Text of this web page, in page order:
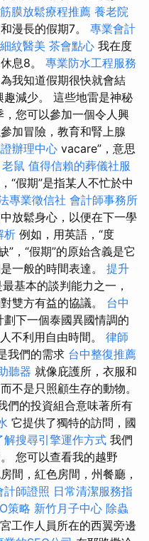
膜放鬆療程推薦 養老院
漫長的假期7。 專業會計
紋醫美 茶會點心 我在度
息8。 專業防水工程服務
我知道假期很快就會結
減少。 這些地雷是神秘
您可以參加一個令人興
加冒險，教育和腎上腺
辦理中心 vacare”，意思
老鼠 值得信賴的葬儀社服
“假期”是指某人不忙於中
專業徵信社 會計師事務所
放鬆身心，以便在下一學
析 例如，用英語，“度
”，“假期”的原始含義是它
一般的時間表達。 提升
基本的談判能力之一，
雙方有益的協議。 台中
下一個泰國異國情調的
不利用自由時間。 律師
我們的需求 台中整復推薦
聽器 就像庇護所，衣服和
不是只照顧生存的動物。
們的投資組合意味著所有
它提供了獨特的訪問，國
解搜尋引擎運作方式 我們
您可以查看我的越野
間，紅色房間，州餐廳，
計師證照 日常清潔服務指
策略 新竹月子中心 除蟲
工作人員所在的西翼旁邊